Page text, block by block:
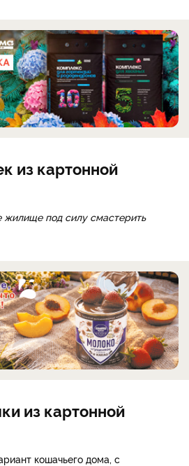
жилище под силу смастерить
из картонной
кошачьего дома, с